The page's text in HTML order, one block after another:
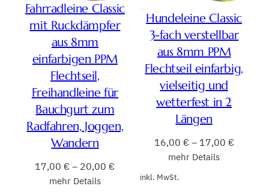
Fahrradleine Classic
mit Ruckdämpfer
aus 8mm
einfarbigen PPM
Flechtseil,
Freihandleine für
Bauchgurt zum
Radfahren, Joggen,
Wandern
17,00 € – 20,00 €
mehr Details
Hundeleine Classic
3-fach verstellbar
aus 8mm PPM
Flechtseil einfarbig,
vielseitig und
wetterfest in 2
Längen
16,00 € – 17,00 €
mehr Details
inkl. MwSt.